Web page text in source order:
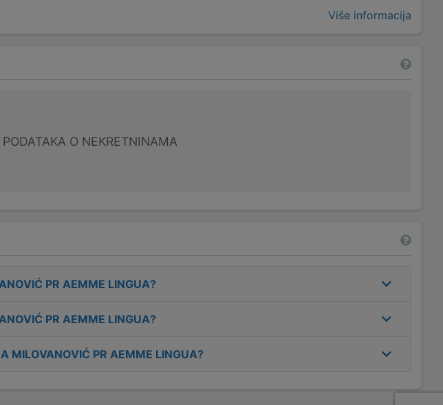
Više informacija
O NEKRETNINAMA
PR AEMME LINGUA?
PR AEMME LINGUA?
MILOVANOVIĆ PR AEMME LINGUA?